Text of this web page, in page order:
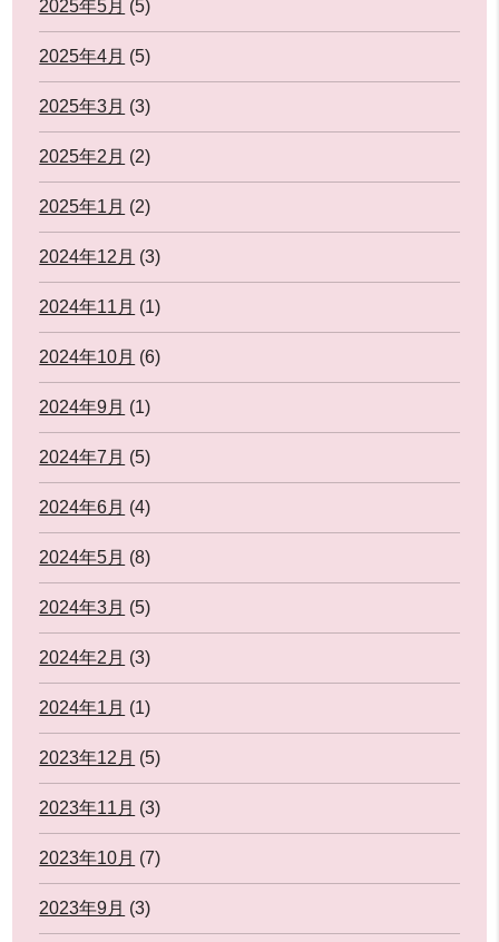
2025年5月 (5)
2025年4月 (5)
2025年3月 (3)
2025年2月 (2)
2025年1月 (2)
2024年12月 (3)
2024年11月 (1)
2024年10月 (6)
2024年9月 (1)
2024年7月 (5)
2024年6月 (4)
2024年5月 (8)
2024年3月 (5)
2024年2月 (3)
2024年1月 (1)
2023年12月 (5)
2023年11月 (3)
2023年10月 (7)
2023年9月 (3)